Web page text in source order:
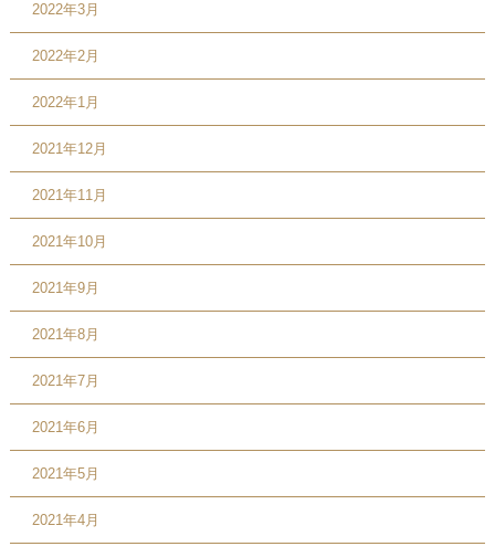
2022年3月
2022年2月
2022年1月
2021年12月
2021年11月
2021年10月
2021年9月
2021年8月
2021年7月
2021年6月
2021年5月
2021年4月